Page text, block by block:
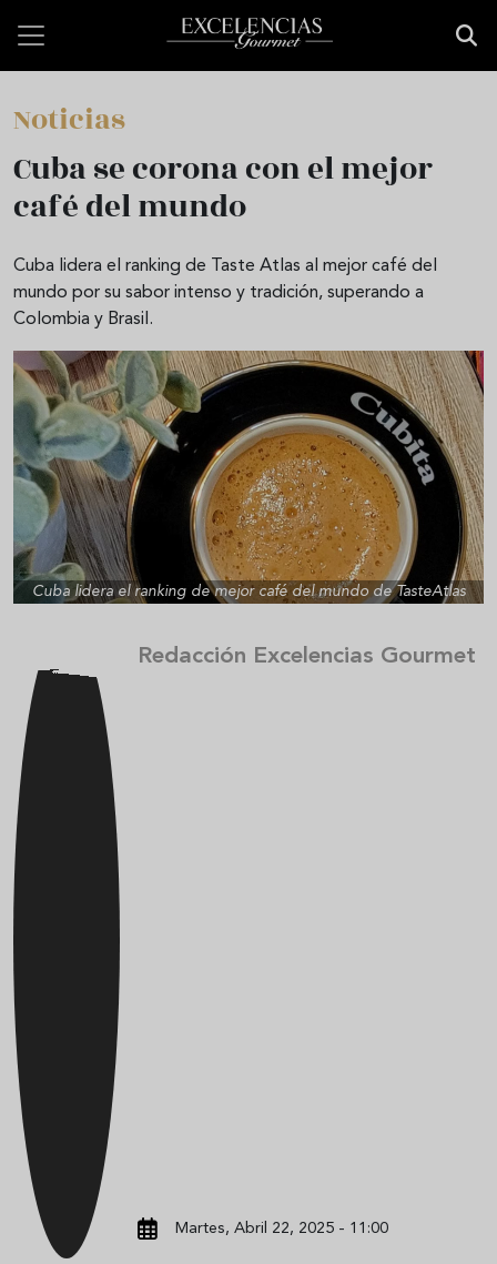
Noticias
Cuba se corona con el mejor
café del mundo
Cuba lidera el ranking de Taste Atlas al mejor café del
mundo por su sabor intenso y tradición, superando a
Colombia y Brasil.
Cuba lidera el ranking de mejor café del mundo de TasteAtlas
Redacción Excelencias Gourmet
Martes, Abril 22, 2025 - 11:00